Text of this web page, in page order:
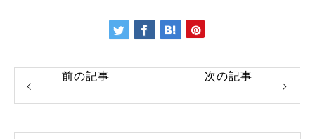
前の記事 次の記事